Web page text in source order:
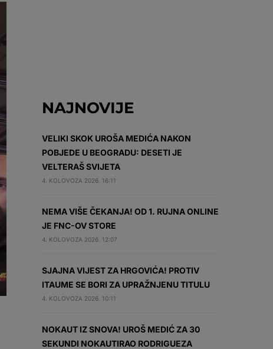
NAJNOVIJE
VELIKI SKOK UROŠA MEDIĆA NAKON
POBJEDE U BEOGRADU: DESETI JE
VELTERAŠ SVIJETA
4. KOLOVOZA 2026. 16:11
NEMA VIŠE ČEKANJA! OD 1. RUJNA ONLINE
JE FNC-OV STORE
4. KOLOVOZA 2026. 12:07
SJAJNA VIJEST ZA HRGOVIĆA! PROTIV
ITAUME SE BORI ZA UPRAŽNJENU TITULU
4. KOLOVOZA 2026. 10:11
NOKAUT IZ SNOVA! UROŠ MEDIĆ ZA 30
SEKUNDI NOKAUTIRAO RODRIGUEZA